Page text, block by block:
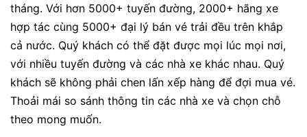
tháng. Với hơn 5000+ tuyến đường, 2000+ hãng xe
hợp tác cùng 5000+ đại lý bán vé trải đều trên khắp
cả nước. Quý khách có thể đặt được mọi lúc mọi nơi,
với nhiều tuyến đường và các nhà xe khác nhau. Quý
khách sẽ không phải chen lấn xếp hàng để đợi mua vé.
Thoải mái so sánh thông tin các nhà xe và chọn chỗ
theo mong muốn.